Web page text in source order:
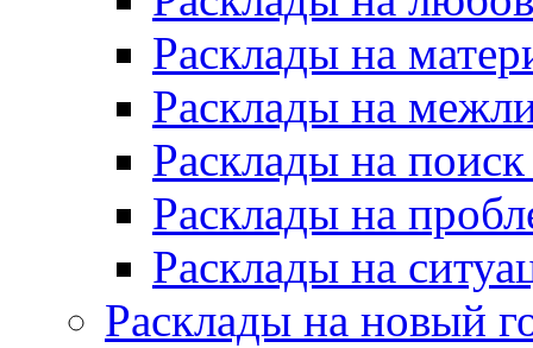
Расклады на
Расклады на
Расклады на
Расклады на
Расклады на
Расклады на новый